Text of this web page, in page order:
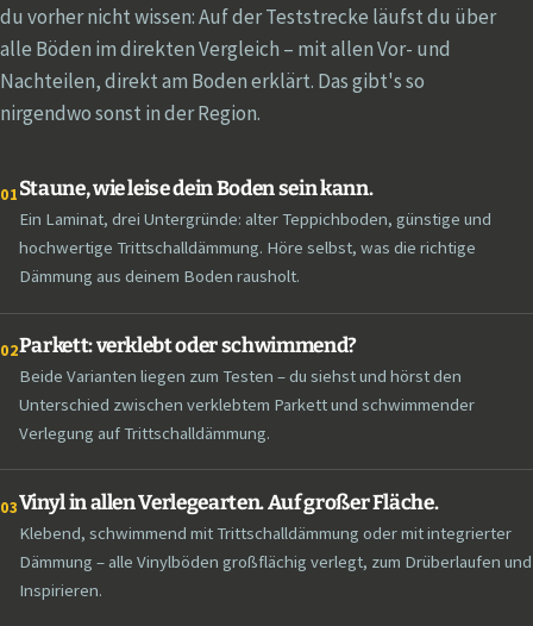
du vorher nicht wissen: Auf der Teststrecke läufst du über
alle Böden im direkten Vergleich – mit allen Vor- und
Nachteilen, direkt am Boden erklärt. Das gibt's so
nirgendwo sonst in der Region.
01Staune, wie leise dein Boden sein kann.
Ein Laminat, drei Untergründe: alter Teppichboden, günstige und
hochwertige Trittschalldämmung. Höre selbst, was die richtige
Dämmung aus deinem Boden rausholt.
02Parkett: verklebt oder schwimmend?
Beide Varianten liegen zum Testen – du siehst und hörst den
Unterschied zwischen verklebtem Parkett und schwimmender
Verlegung auf Trittschalldämmung.
03Vinyl in allen Verlegearten. Auf großer Fläche.
Klebend, schwimmend mit Trittschalldämmung oder mit integrierter
Dämmung – alle Vinylböden großflächig verlegt, zum Drüberlaufen und
Inspirieren.